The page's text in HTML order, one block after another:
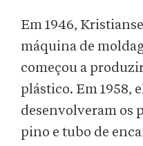
Em 1946,
máquina de
começou a
plástico. Em 1958,
desenvolveram os
pino e tubo de